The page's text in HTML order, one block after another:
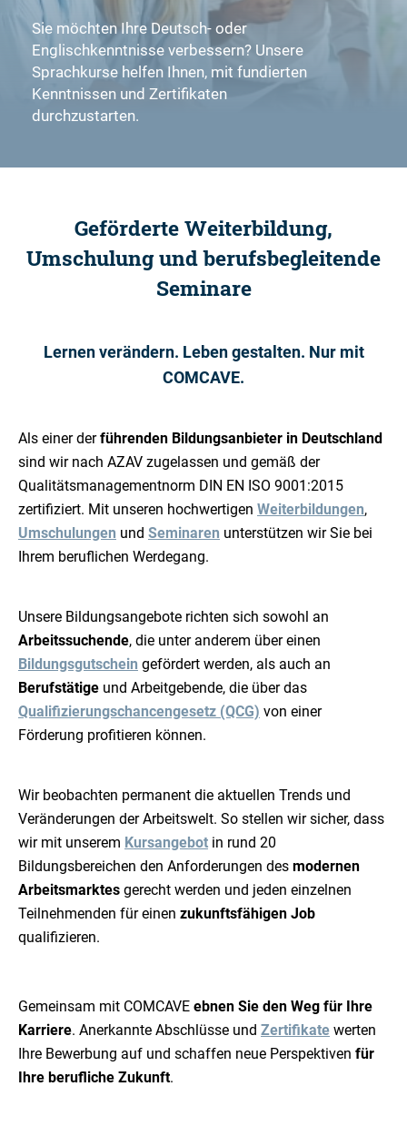
Sie möchten Ihre Deutsch- oder
Englischkenntnisse verbessern? Unsere
Sprachkurse helfen Ihnen, mit fundierten
Kenntnissen und Zertifikaten
durchzustarten.
Geförderte Weiterbildung,
Umschulung und berufsbegleitende
Seminare
Lernen verändern. Leben gestalten. Nur mit
COMCAVE.
Als einer derführenden Bildungsanbieter in Deutschland
sind wir nach AZAV zugelassen und gemäß der
Qualitätsmanagementnorm DIN EN ISO 9001:2015
zertifiziert. Mit unseren hochwertigen Weiterbildungen,
Umschulungen und Seminaren unterstützen wir Sie bei
Ihrem beruflichen Werdegang.
Unsere Bildungsangebote richten sich sowohl an
Arbeitssuchende, die unter anderem über einen
Bildungsgutschein gefördert werden, als auch an
Berufstätige und Arbeitgebende, die über das
Qualifizierungschancengesetz (QCG) von einer
Förderung profitieren können.
Wir beobachten permanent die aktuellen Trends und
Veränderungen der Arbeitswelt. So stellen wir sicher, dass
wir mit unserem Kursangebot in rund 20
Bildungsbereichen den Anforderungen des modernen
Arbeitsmarktes gerecht werden und jeden einzelnen
Teilnehmenden für einen zukunftsfähigen Job
qualifizieren.
Gemeinsam mit COMCAVE ebnen Sie den Weg für Ihre
Karriere. Anerkannte Abschlüsse und Zertifikate werten
Ihre Bewerbung auf und schaffen neue Perspektiven für
Ihre berufliche Zukunft.